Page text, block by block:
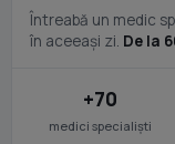
Întreabă un medic
în aceeași zi. De la
+70
medici specialiști